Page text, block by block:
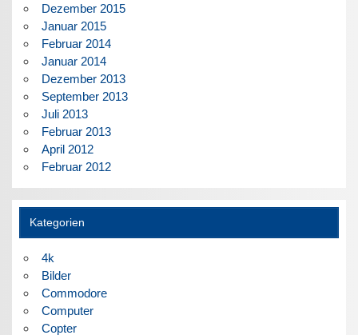
Dezember 2015
Januar 2015
Februar 2014
Januar 2014
Dezember 2013
September 2013
Juli 2013
Februar 2013
April 2012
Februar 2012
Kategorien
4k
Bilder
Commodore
Computer
Copter